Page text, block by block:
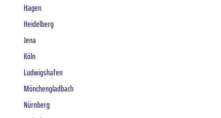
Hagen
Heidelberg
Jena
Köln
Ludwigshafen
Mönchengladbach
Nürnberg